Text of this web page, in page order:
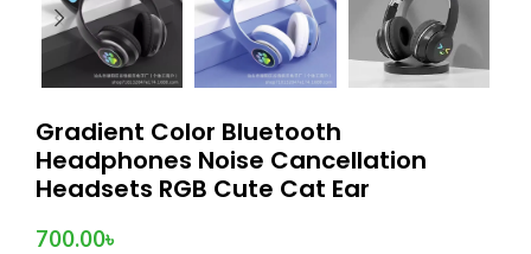
Gradient Color Bluetooth
Headphones Noise Cancellation
Headsets RGB Cute Cat Ear
700.00৳